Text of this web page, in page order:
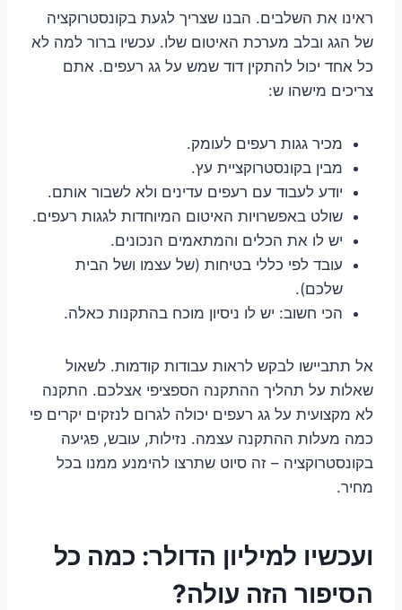
ראינו את השלבים. הבנו שצריך לגעת בקונסטרוקציה
של הגג ובלב מערכת האיטום שלו. עכשיו ברור למה לא
כל אחד יכול להתקין דוד שמש על גג רעפים. אתם
צריכים מישהו ש:
מכיר גגות רעפים לעומק.
מבין בקונסטרוקציית עץ.
יודע לעבוד עם רעפים עדינים ולא לשבור אותם.
שולט באפשרויות האיטום המיוחדות לגגות רעפים.
יש לו את הכלים והמתאמים הנכונים.
עובד לפי כללי בטיחות (של עצמו ושל הבית
שלכם).
הכי חשוב: יש לו ניסיון מוכח בהתקנות כאלה.
אל תתביישו לבקש לראות עבודות קודמות. לשאול
שאלות על תהליך ההתקנה הספציפי אצלכם. התקנה
לא מקצועית על גג רעפים יכולה לגרום לנזקים יקרים פי
כמה מעלות ההתקנה עצמה. נזילות, עובש, פגיעה
בקונסטרוקציה – זה סיוט שתרצו להימנע ממנו בכל
מחיר.
ועכשיו למיליון הדולר: כמה כל
הסיפור הזה עולה?